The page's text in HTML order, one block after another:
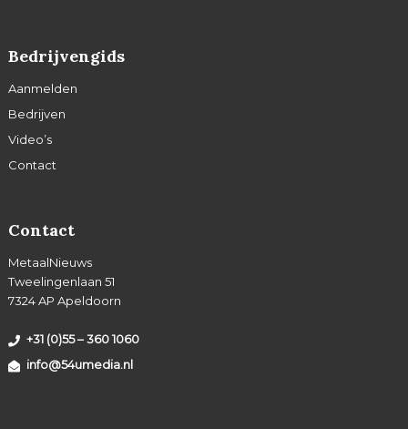
Bedrijvengids
Aanmelden
Bedrijven
Video’s
Contact
Contact
MetaalNieuws
Tweelingenlaan 51
7324 AP Apeldoorn
+31 (0)55 – 360 1060
info@54umedia.nl